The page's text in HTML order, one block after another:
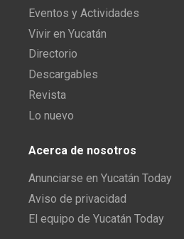
Eventos y Actividades
Vivir en Yucatán
Directorio
Descargables
Revista
Lo nuevo
Acerca de nosotros
Anunciarse en Yucatán Today
Aviso de privacidad
El equipo de Yucatán Today